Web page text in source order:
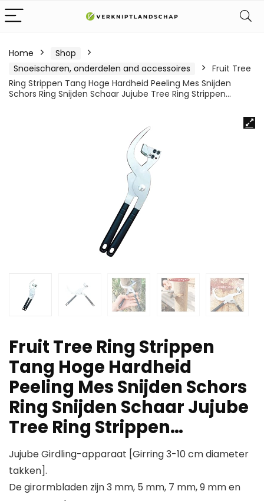
Home
Shop
Snoeischaren, onderdelen and accessoires
Fruit Tree
Ring Strippen Tang Hoge Hardheid Peeling Mes Snijden
Schors Ring Snijden Schaar Jujube Tree Ring Strippen…
Fruit Tree Ring Strippen
Tang Hoge Hardheid
Peeling Mes Snijden Schors
Ring Snijden Schaar Jujube
Tree Ring Strippen…
Jujube Girdling-apparaat [Girring 3-10 cm diameter
takken].
De girormbladen zijn 3 mm, 5 mm, 7 mm, 9 mm en